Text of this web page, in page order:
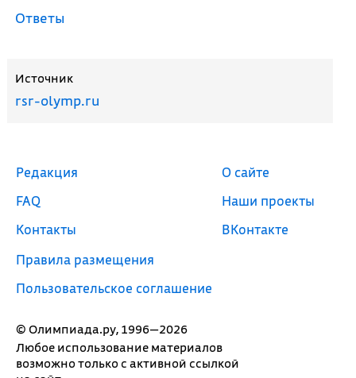
Ответы
Источник
rsr-olymp.ru
© Олимпиада.ру, 1996—2026
Любое использование материалов
возможно только с активной ссылкой
Редакция
FAQ
Контакты
Правила размещения
Пользовательское соглашение
О сайте
Наши проекты
ВКонтакте